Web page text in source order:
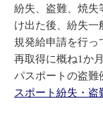
紛失、盗難、焼失
け出た後、紛失一
規発給申請を行っ
再取得に概ね1か
パスポートの盗難
スポート紛失・盗